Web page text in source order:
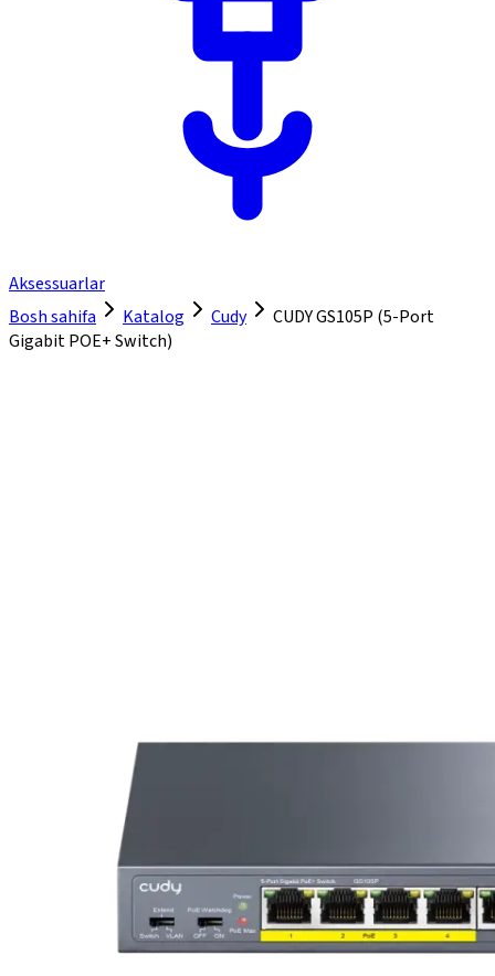
Aksessuarlar
Bosh sahifa
Katalog Cudy
CUDY GS105P (5-Port
Gigabit POE+ Switch)